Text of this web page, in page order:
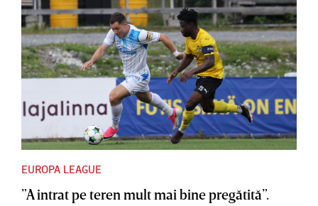
EUROPA LEAGUE
”A intrat pe teren mult mai bine pregătită”.